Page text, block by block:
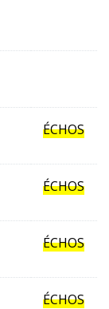
ÉCHOS
ÉCHOS
ÉCHOS
ÉCHOS